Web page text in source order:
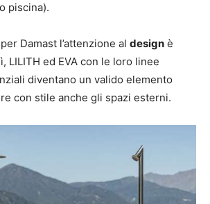
piscina).
Damast l’attenzione al design è
LILITH ed EVA con le loro linee
diventano un valido elemento
con stile anche gli spazi esterni.